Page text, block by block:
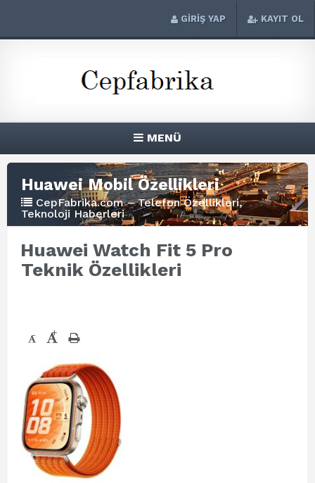
GİRİŞ YAP KAYIT OL
MENÜ
Huawei Mobil Özellikleri
CepFabrika.com – Telefon Özellikleri,
Teknoloji Haberleri
Huawei Watch Fit 5 Pro
Teknik Özellikleri
- +